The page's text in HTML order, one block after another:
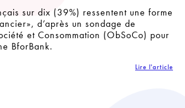
sur dix (39%) ressentent une forme
d’après un sondage de
et Consommation (ObSoCo) pour
BforBank.
Lire l'article